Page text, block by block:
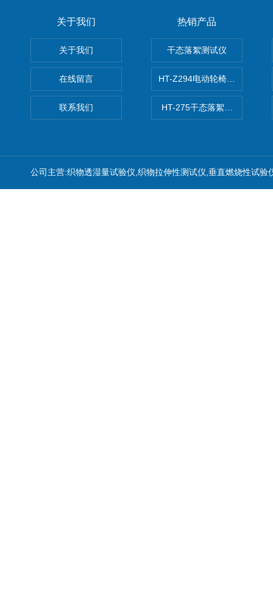
关于我们
关于我们
在线留言
联系我们
热销产品
干态落絮测试仪
HT-Z294电动轮椅车耗电量测
HT-275干态落絮测试仪
公司主营:织物透湿量试验仪,织物拉伸性测试仪,垂直燃烧性试验